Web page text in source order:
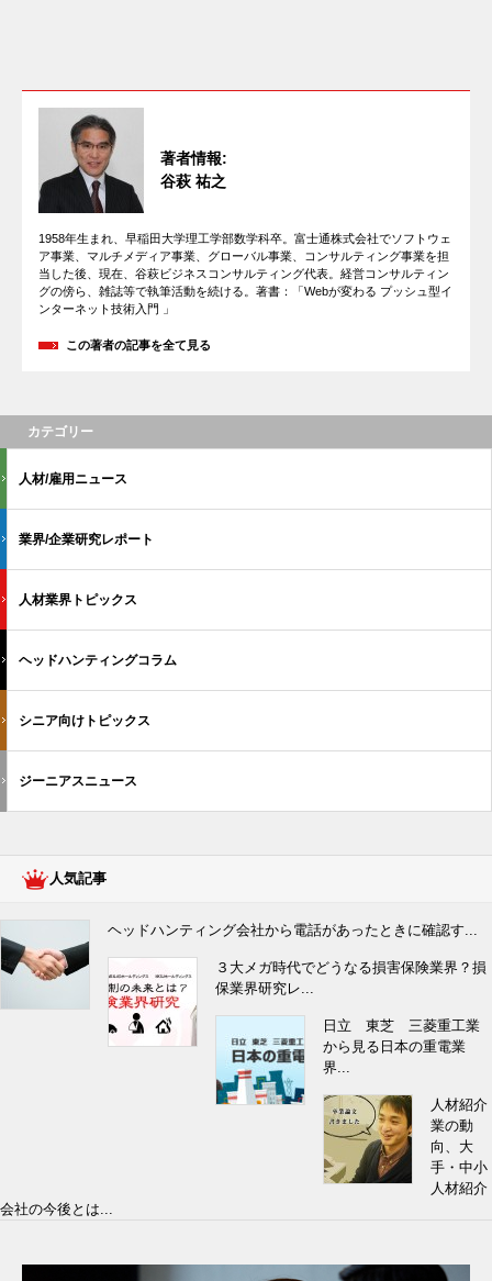
著者情報:
谷萩 祐之
1958年生まれ、早稲田大学理工学部数学科卒。富士通株式会社でソフトウェ
ア事業、マルチメディア事業、グローバル事業、コンサルティング事業を担
当した後、現在、谷萩ビジネスコンサルティング代表。経営コンサルティン
グの傍ら、雑誌等で執筆活動を続ける。著書：「Webが変わる プッシュ型イ
ンターネット技術入門 」
この著者の記事を全て見る
カテゴリー
人材/雇用ニュース
業界/企業研究レポート
人材業界トピックス
ヘッドハンティングコラム
シニア向けトピックス
ジーニアスニュース
人気記事
ヘッドハンティング会社から電話があったときに確認す...
３大メガ時代でどうなる損害保険業界？損
保業界研究レ...
日立 東芝 三菱重工業
から見る日本の重電業
界...
人材紹介
業の動
向、大
手・中小
人材紹介
会社の今後とは...